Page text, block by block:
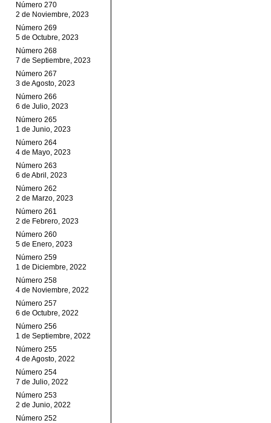
Número 270
2 de Noviembre, 2023
Número 269
5 de Octubre, 2023
Número 268
7 de Septiembre, 2023
Número 267
3 de Agosto, 2023
Número 266
6 de Julio, 2023
Número 265
1 de Junio, 2023
Número 264
4 de Mayo, 2023
Número 263
6 de Abril, 2023
Número 262
2 de Marzo, 2023
Número 261
2 de Febrero, 2023
Número 260
5 de Enero, 2023
Número 259
1 de Diciembre, 2022
Número 258
4 de Noviembre, 2022
Número 257
6 de Octubre, 2022
Número 256
1 de Septiembre, 2022
Número 255
4 de Agosto, 2022
Número 254
7 de Julio, 2022
Número 253
2 de Junio, 2022
Número 252